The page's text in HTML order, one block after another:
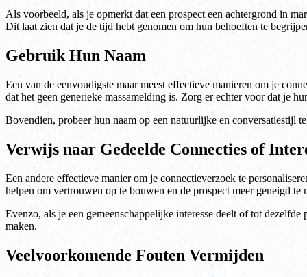
Als voorbeeld, als je opmerkt dat een prospect een achtergrond in
Dit laat zien dat je de tijd hebt genomen om hun behoeften te
Gebruik Hun Naam
Een van de eenvoudigste maar meest effectieve manieren om je
dat het geen generieke massamelding is. Zorg er echter voor dat je
Bovendien, probeer hun naam op een natuurlijke en conversatiestijl
Verwijs naar Gedeelde Connecties of
Een andere effectieve manier om je connectieverzoek te
helpen om vertrouwen op te bouwen en de prospect meer geneigd te
Evenzo, als je een gemeenschappelijke interesse deelt of tot
maken.
Veelvoorkomende Fouten Vermijden